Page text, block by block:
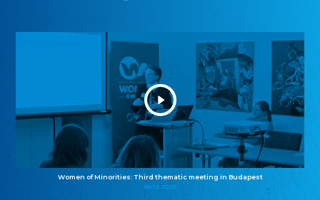
Women of Minorities: Third thematic meeting in Budapest
04.12.2025